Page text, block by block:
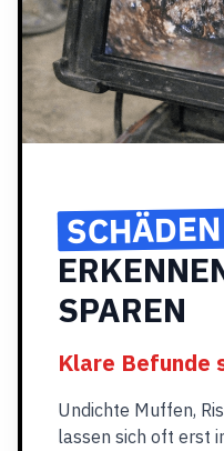
SCHÄDEN
SPAREN
Klare Befunde
Undichte Muffen,
lassen sich oft erst